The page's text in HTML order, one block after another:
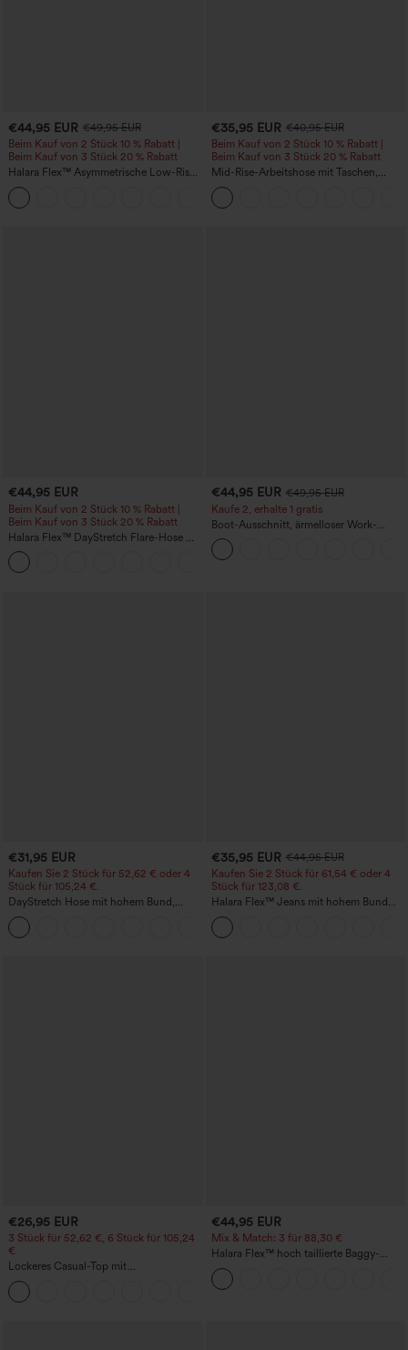
€44,95 EUR €49,95 EUR
Beim Kauf von 2 Stück 10 % Rabatt |
Beim Kauf von 3 Stück 20 % Rabatt
Halara Flex™ Asymmetrische Low-Rise-
Jeans mit Reißverschlusstaschen,
Baggy-Stil, weitem Bein, gewaschen,
lässig
€35,95 EUR €40,95 EUR
Beim Kauf von 2 Stück 10 % Rabatt |
Beim Kauf von 3 Stück 20 % Rabatt
Mid-Rise-Arbeitshose mit Taschen,
Barrel-Leg und weiter Passform
€44,95 EUR
Beim Kauf von 2 Stück 10 % Rabatt |
Beim Kauf von 3 Stück 20 % Rabatt
Halara Flex™ DayStretch Flare-Hose mit
hohem Bund und Taschen für die Arbeit
€44,95 EUR €49,95 EUR
Kaufe 2, erhalte 1 gratis
Boot-Ausschnitt, ärmelloser Work-
Jumpsuit mit seitlicher Bindung,
kühlender Cool-Touch-Effekt, gestreift
und mit Taschen – Easy Peezy Edition
€31,95 EUR
Kaufen Sie 2 Stück für 52,62 € oder 4
Stück für 105,24 €.
DayStretch Hose mit hohem Bund,
Barrel-Leg und Taschen
€35,95 EUR €44,95 EUR
Kaufen Sie 2 Stück für 61,54 € oder 4
Stück für 123,08 €.
Halara Flex™ Jeans mit hohem Bund
und Taschen, gewaschener, lässiger
Bootcut
€26,95 EUR
3 Stück für 52,62 €, 6 Stück für 105,24
€
Lockeres Casual-Top mit
Rundhalsausschnitt und
Fledermausärmeln
€44,95 EUR
Mix & Match: 3 für 88,30 €
Halara Flex™ hoch taillierte Baggy-
Jeans mit Taschen, weitem Bein,
stonewashed, lässig